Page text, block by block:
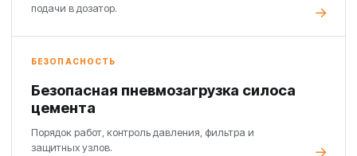
подачи в дозатор.
БЕЗОПАСНОСТЬ
Безопасная пневмозагрузка силоса
цемента
Порядок работ, контроль давления, фильтра и
защитных узлов.